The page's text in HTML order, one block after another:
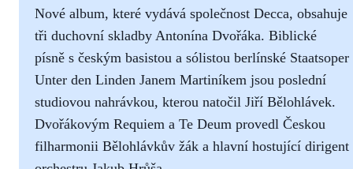
Nové album, které vydává společnost Decca, obsahuje
tři duchovní skladby Antonína Dvořáka. Biblické
písně s českým basistou a sólistou berlínské Staatsoper
Unter den Linden Janem Martiníkem jsou poslední
studiovou nahrávkou, kterou natočil Jiří Bělohlávek.
Dvořákovým Requiem a Te Deum provedl Českou
filharmonii Bělohlávkův žák a hlavní hostující dirigent